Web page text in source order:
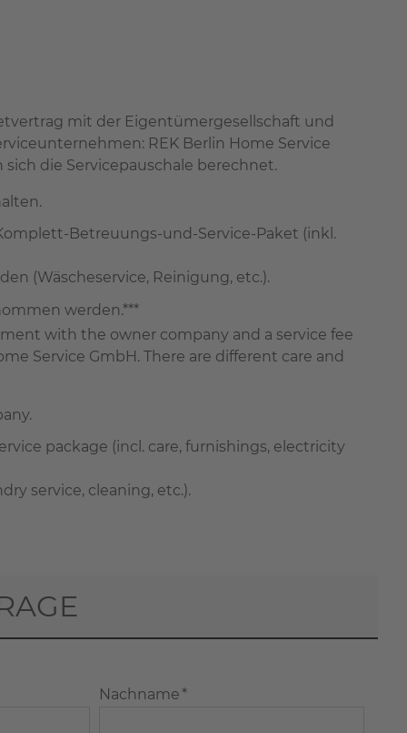
mit der Eigentümergesellschaft und
REK Berlin Home Service
die Servicepauschale berechnet.
Betreuungs-und-Service-Paket (inkl.
(Wäscheservice, Reinigung, etc.).
werden.***
with the owner company and a service fee
Service GmbH. There are different care and
package (incl. care, furnishings, electricity
service, cleaning, etc.).
Nachname *